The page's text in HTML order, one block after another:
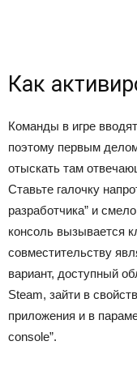
Как
Команды в игре
поэтому первым
отыскать там
Ставьте галочку
разработчика” и
консоль вызывается
совместительству
вариант, доступный
Steam, зайти в
приложения и в
console”.